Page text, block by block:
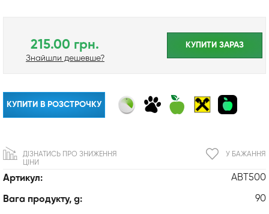
Артикул: ABT500
Вага продукту, g: 90
215.00 грн.
Знайшли дешевше?
КУПИТИ ЗАРАЗ
КУПИТИ В РОЗСТРОЧКУ
У БАЖАННЯ
ДІЗНАТИСЬ ПРО ЗНИЖЕННЯ
ЦІНИ